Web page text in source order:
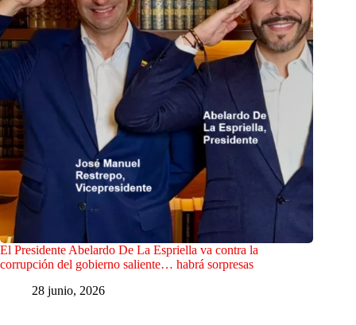
El Presidente Abelardo De La Espriella va contra la
corrupción del gobierno saliente… habrá sorpresas
28 junio, 2026